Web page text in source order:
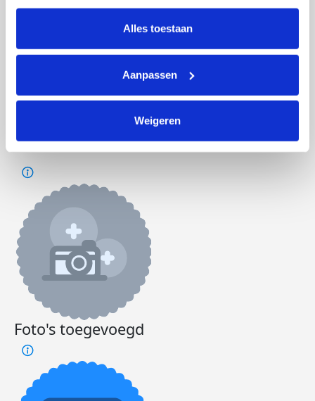
intrekken via Cookie instellingen onderaan de pagina. De
lijst met cookies is te vinden in het tabblad “details”.
Alles toestaan
Aanpassen
Weigeren
€4.486 €3.750
Doneer
Badges
Foto's toegevoegd